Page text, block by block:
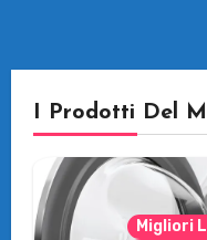
I Prodotti Del
Migliori